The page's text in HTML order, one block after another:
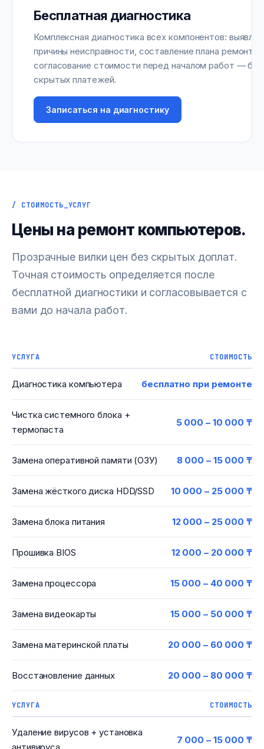
Бесплатная диагностика
Комплексная диагностика всех компонентов:
причины неисправности, составление плана ремонта
согласование стоимости перед началом работ — без
скрытых платежей.
Записаться на диагностику
/ СТОИМОСТЬ_УСЛУГ
Цены на ремонт компьютеров.
Прозрачные вилки цен без скрытых доплат.
Точная стоимость определяется после
бесплатной диагностики и согласовывается с
вами до начала работ.
УСЛУГА СТОИМОСТЬ
Диагностика компьютера бесплатно при ремонте
Чистка системного блока +
термопаста
5 000 – 10 000 ₸
Замена оперативной памяти (ОЗУ) 8 000 – 15 000 ₸
Замена жёсткого диска HDD/SSD 10 000 – 25 000 ₸
Замена блока питания 12 000 – 25 000 ₸
Прошивка BIOS 12 000 – 20 000 ₸
Замена процессора 15 000 – 40 000 ₸
Замена видеокарты 15 000 – 50 000 ₸
Замена материнской платы 20 000 – 60 000 ₸
Восстановление данных 20 000 – 80 000 ₸
УСЛУГА СТОИМОСТЬ
Удаление вирусов + установка
7 000 – 15 000 ₸